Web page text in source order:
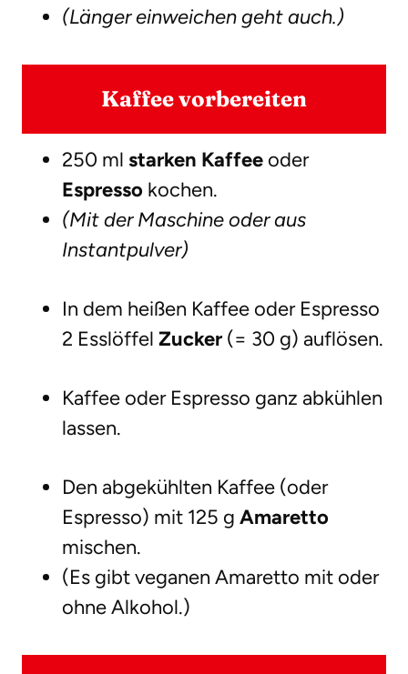
(Länger einweichen geht auch.)
Kaffee vorbereiten
250 ml starken Kaffee oder
Espresso kochen.
(Mit der Maschine oder aus
Instantpulver)
In dem heißen Kaffee oder Espresso
2 Esslöffel Zucker (= 30 g) auflösen.
Kaffee oder Espresso ganz abkühlen
lassen.
Den abgekühlten Kaffee (oder
Espresso) mit 125 g Amaretto
mischen.
(Es gibt veganen Amaretto mit oder
ohne Alkohol.)